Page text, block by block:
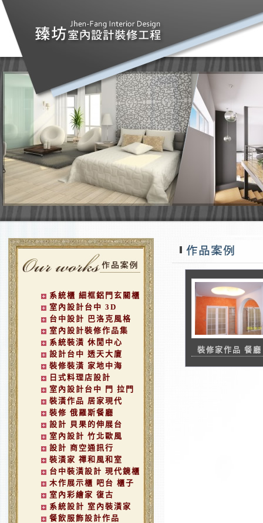
系統櫃 細框鋁門玄關櫃
室內設計台中 3D
台中設計 巴洛克風格
室內設計裝修作品集
系統裝潢 休閒中心
設計台中 透天大廈
裝修裝潢 家地中海
日式料理店設計
室內設計台中 門 拉門
裝潢作品 居家現代
裝修 俄羅斯餐廳
設計 貝果的伸展台
室內設計 竹北歐風
設計 商空通訊行
裝潢家 禪和風和室
台中裝潢設計 現代鏡櫃
木作展示櫃 吧台 櫃子
室內彩繪家 復古
系統設計 室內裝潢家
餐飲服飾設計作品
裝修家作品 餐廳